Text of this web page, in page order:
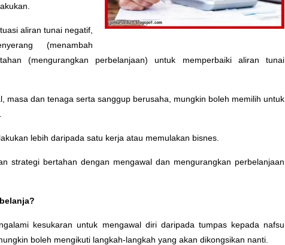
aliran tunai negatif,
(menambah
(mengurangkan perbelanjaan) untuk memperbaiki aliran tunai
masa dan tenaga serta sanggup berusaha, mungkin boleh memilih untuk
lebih daripada satu kerja atau memulakan bisnes.
strategi bertahan dengan mengawal dan mengurangkan perbelanjaan
kesukaran untuk mengawal diri daripada tumpas kepada nafsu
boleh mengikuti langkah-langkah yang akan dikongsikan nanti.